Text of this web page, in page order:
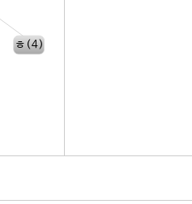
ㅎ(4)